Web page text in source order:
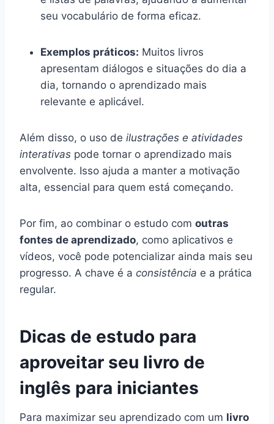
seu vocabulário de forma eficaz.
Exemplos práticos: Muitos livros
apresentam diálogos e situações do dia a
dia, tornando o aprendizado mais
relevante e aplicável.
Além disso, o uso de ilustrações e atividades
interativas pode tornar o aprendizado mais
envolvente. Isso ajuda a manter a motivação
alta, essencial para quem está começando.
Por fim, ao combinar o estudo com outras
fontes de aprendizado, como aplicativos e
vídeos, você pode potencializar ainda mais seu
progresso. A chave é a consistência e a prática
regular.
Dicas de estudo para
aproveitar seu livro de
inglês para iniciantes
Para maximizar seu aprendizado com um livro